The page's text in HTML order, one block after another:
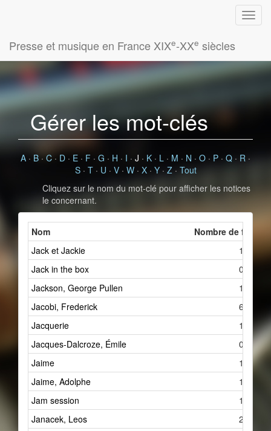
Presse et musique en France XIXe-XXe siècles
Gérer les mot-clés
A · B·C · D · E · F · G · H · I · J · K · L · M · N · O · P · Q · R ·
S· T· U · V· W· X· Y· Z· Tout
Cliquez sur le nom du mot-clé pour afficher les notices
le concernant.
Nom
Nombre de fiches
Jack et Jackie
1
Jack in the box
0
Jackson, George Pullen
1
Jacobi, Frederick
6
Jacquerie
1
Jacques-Dalcroze, Émile
0
Jaime
1
Jaime, Adolphe
1
Jam session
1
Janacek, Leos
2